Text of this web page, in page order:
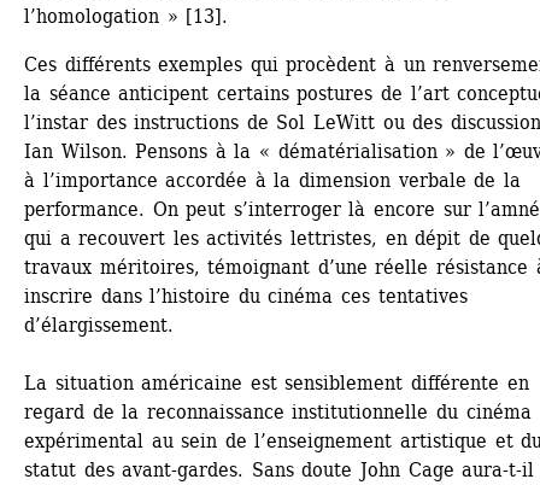
l’homologation » [13].
Ces différents exemples qui procèdent à un
la séance anticipent certains postures de l’art
l’instar des instructions de Sol LeWitt ou des
Ian Wilson. Pensons à la « dématérialisation » de
à l’importance accordée à la dimension verbale de la
performance. On peut s’interroger là encore sur
qui a recouvert les activités lettristes, en dépit de
travaux méritoires, témoignant d’une réelle résistance
inscrire dans l’histoire du cinéma ces tentatives
d’élargissement.
La situation américaine est sensiblement différente en
regard de la reconnaissance institutionnelle du cinéma
expérimental au sein de l’enseignement artistique et
statut des avant-gardes. Sans doute John Cage aura-t-